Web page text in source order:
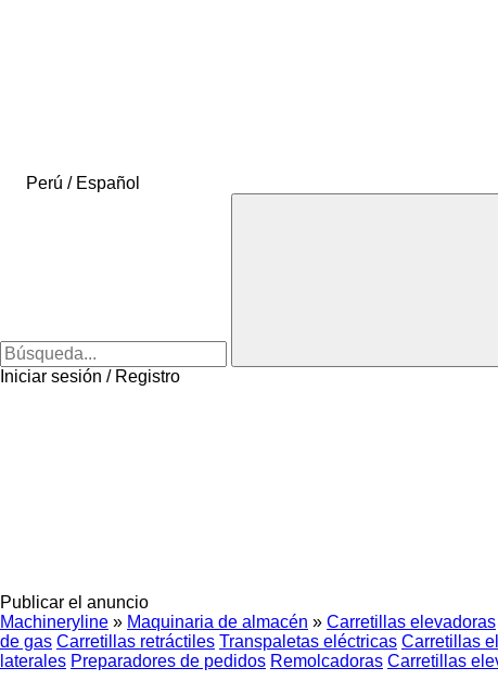
Perú / Español
Iniciar sesión / Registro
Publicar el anuncio
Machineryline » Maquinaria de almacén » Carretillas elevadoras
de gas Carretillas retráctiles Transpaletas eléctricas Carretillas
laterales Preparadores de pedidos Remolcadoras Carretillas